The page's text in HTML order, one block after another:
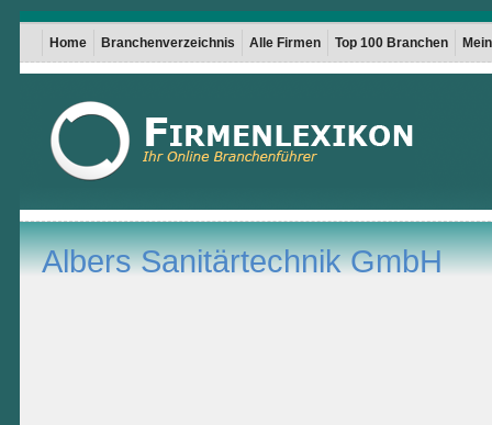
Home Branchenverzeichnis Alle Firmen Top 100 Branchen
Albers Sanitärtechnik GmbH